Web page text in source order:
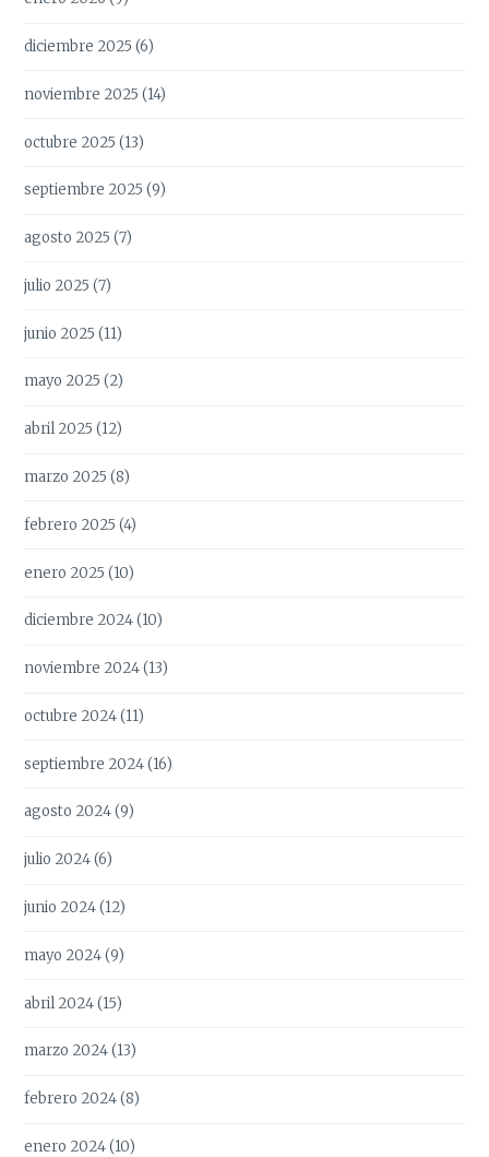
diciembre 2025 (6)
noviembre 2025 (14)
octubre 2025 (13)
septiembre 2025 (9)
agosto 2025 (7)
julio 2025 (7)
junio 2025 (11)
mayo 2025 (2)
abril 2025 (12)
marzo 2025 (8)
febrero 2025 (4)
enero 2025 (10)
diciembre 2024(10)
noviembre 2024(13)
octubre 2024(11)
septiembre 2024(16)
agosto 2024(9)
julio 2024(6)
junio 2024(12)
mayo 2024(9)
abril 2024(15)
marzo 2024(13)
febrero 2024(8)
enero 2024(10)